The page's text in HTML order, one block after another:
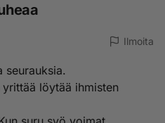
Ilmoita
seurauksia.
löytää ihmisten